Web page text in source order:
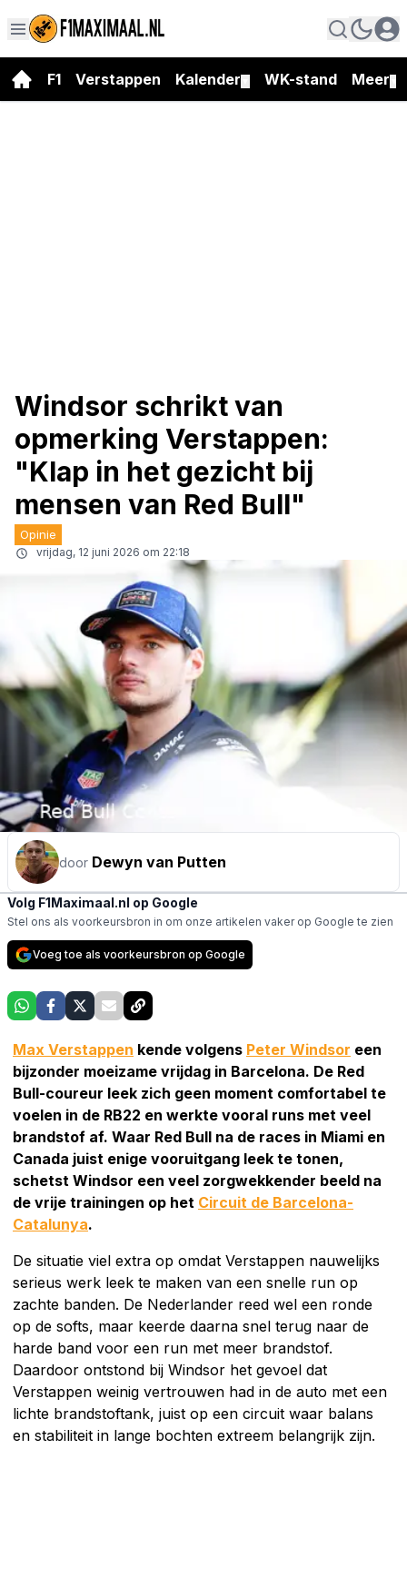
F1 Verstappen Kalender WK-stand Meer
Windsor schrikt van
opmerking Verstappen:
"Klap in het gezicht bij
mensen van Red Bull"
Opinie
vrijdag, 12 juni 2026 om 22:18
door Dewyn van Putten
Volg F1Maximaal.nl op Google
Stel ons als voorkeursbron in om onze artikelen vaker op Google te zien
Voeg toe als voorkeursbron op Google
Max Verstappen kende volgens Peter Windsor een
bijzonder moeizame vrijdag in Barcelona. De Red
Bull-coureur leek zich geen moment comfortabel te
voelen in de RB22 en werkte vooral runs met veel
brandstof af. Waar Red Bull na de races in Miami en
Canada juist enige vooruitgang leek te tonen,
schetst Windsor een veel zorgwekkender beeld na
de vrije trainingen op het Circuit de Barcelona-
Catalunya.
De situatie viel extra op omdat Verstappen nauwelijks
serieus werk leek te maken van een snelle run op
zachte banden. De Nederlander reed wel een ronde
op de softs, maar keerde daarna snel terug naar de
harde band voor een run met meer brandstof.
Daardoor ontstond bij Windsor het gevoel dat
Verstappen weinig vertrouwen had in de auto met een
lichte brandstoftank, juist op een circuit waar balans
en stabiliteit in lange bochten extreem belangrijk zijn.